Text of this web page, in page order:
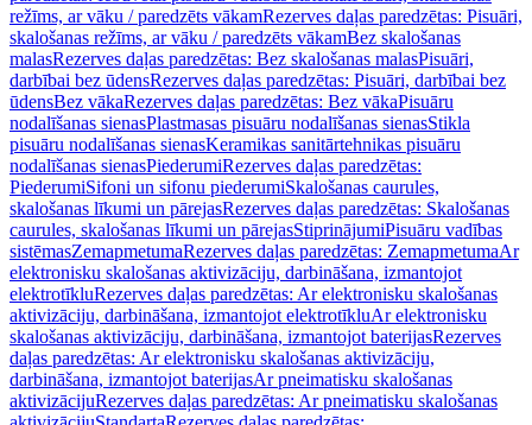
režīms, ar vāku / paredzēts vākamRezerves daļas paredzētas: Pisuāri,
skalošanas režīms, ar vāku / paredzēts vākamBez skalošanas
malasRezerves daļas paredzētas: Bez skalošanas malasPisuāri,
darbībai bez ūdensRezerves daļas paredzētas: Pisuāri, darbībai bez
ūdensBez vākaRezerves daļas paredzētas: Bez vākaPisuāru
nodalīšanas sienasPlastmasas pisuāru nodalīšanas sienasStikla
pisuāru nodalīšanas sienasKeramikas sanitārtehnikas pisuāru
nodalīšanas sienasPiederumiRezerves daļas paredzētas:
PiederumiSifoni un sifonu piederumiSkalošanas caurules,
skalošanas līkumi un pārejasRezerves daļas paredzētas: Skalošanas
caurules, skalošanas līkumi un pārejasStiprinājumiPisuāru vadības
sistēmasZemapmetumaRezerves daļas paredzētas: ZemapmetumaAr
elektronisku skalošanas aktivizāciju, darbināšana, izmantojot
elektrotīkluRezerves daļas paredzētas: Ar elektronisku skalošanas
aktivizāciju, darbināšana, izmantojot elektrotīkluAr elektronisku
skalošanas aktivizāciju, darbināšana, izmantojot baterijasRezerves
daļas paredzētas: Ar elektronisku skalošanas aktivizāciju,
darbināšana, izmantojot baterijasAr pneimatisku skalošanas
aktivizācijuRezerves daļas paredzētas: Ar pneimatisku skalošanas